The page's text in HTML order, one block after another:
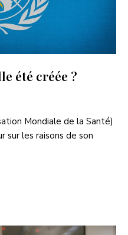
été créée ?
Mondiale de la Santé)
les raisons de son